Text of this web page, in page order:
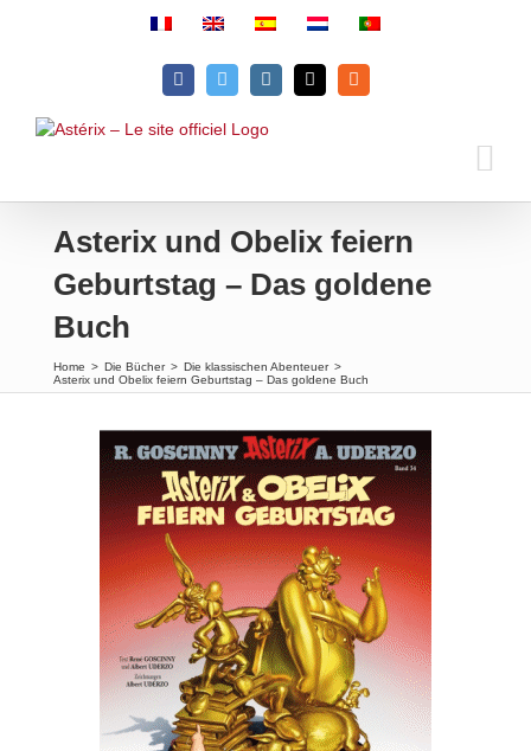
FacebookTwitterInstagramEmailRss
Asterix und Obelix feiern
Geburtstag – Das goldene
Buch
Home > Die Bücher > Die klassischen Abenteuer >
Asterix und Obelix feiern Geburtstag – Das goldene Buch